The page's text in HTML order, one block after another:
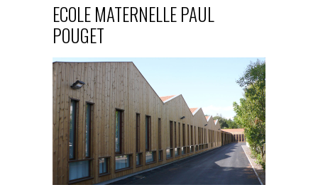
ECOLE MATERNELLE PAUL
POUGET